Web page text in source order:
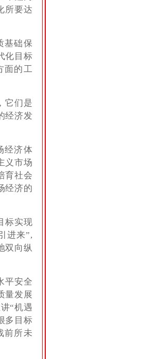
所要达
基础保
化目标
面的工
它们是
经济发
经济体
义市场
育社会
经济的
标实现
进来”,
双向纵
平安全
量发展
“机遇
多目标
前所未